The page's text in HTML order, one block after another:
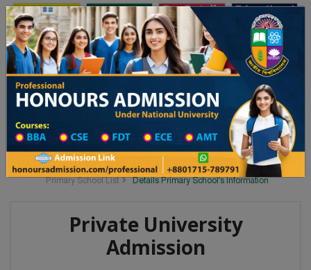
Toggle navigation অনার্স ভর্তি প্রফেশনাল অনার্স
Updates
২০২৫-২৬ শিক্ষাবর্ষের ১ম বর্ষের ভর্তি আবেদন বিজ্ঞপ্তি ঢাকা বিশ্ববিদ্যালয় ২০২৫-২৬
Division List
Primary School District Wise
Primary School in কাউখালী
Primary School List
Details Primary School's Information
Private University
Admission